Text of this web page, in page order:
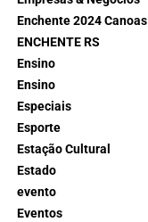
Enchente 2024 Canoas
ENCHENTE RS
Ensino
Ensino
Especiais
Esporte
Estação Cultural
Estado
evento
Eventos